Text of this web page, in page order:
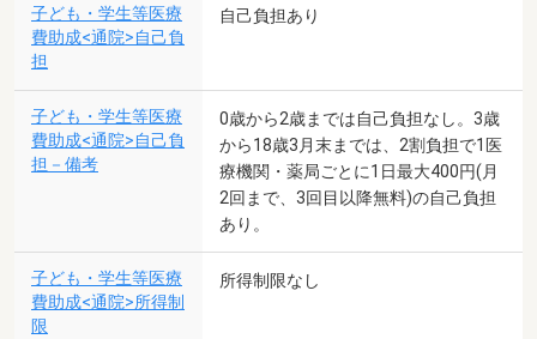
子ども・学生等医療
費助成<通院>自己負
担
自己負担あり
子ども・学生等医療
費助成<通院>自己負
担－備考
0歳から2歳までは自己負担なし。3歳
から18歳3月末までは、2割負担で1医
療機関・薬局ごとに1日最大400円(月
2回まで、3回目以降無料)の自己負担
あり。
子ども・学生等医療
費助成<通院>所得制
限
所得制限なし